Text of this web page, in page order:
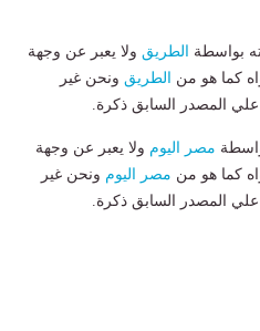
بواسطة الطريق ولا يعبر عن وجهة
كما هو من الطريق ونحن غير
المصدر السابق ذكرة.
مصر اليوم ولا يعبر عن وجهة
كما هو من مصر اليوم ونحن غير
المصدر السابق ذكرة.